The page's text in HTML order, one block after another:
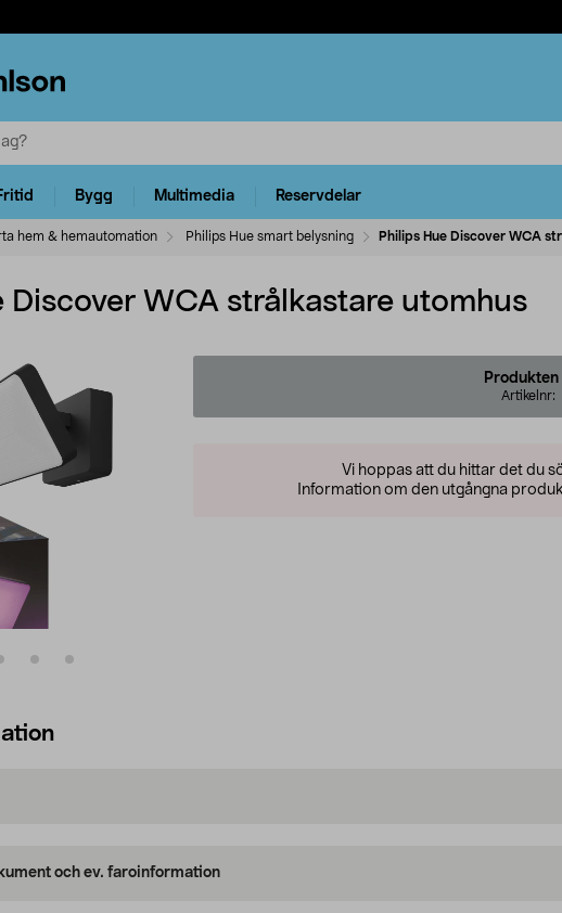
Bygg Multimedia Reservdelar
hem & hemautomation Philips Hue smart belysning Philips Hue Discover WCA
Discover WCA strålkastare utomhus
Artikelnr:
Vi hoppas att du hittar det du
Information om den utgångna
och ev. faroinformation